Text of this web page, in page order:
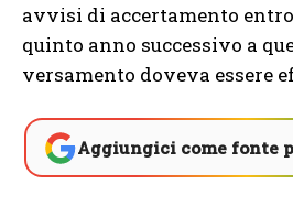
avvisi di accertamento
quinto anno successivo a
versamento doveva essere
Aggiungici come fonte